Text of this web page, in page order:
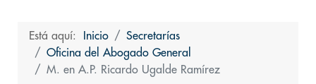
Está aquí: Inicio
Secretarías
Oficina del Abogado General
M. en A.P. Ricardo Ugalde Ramírez